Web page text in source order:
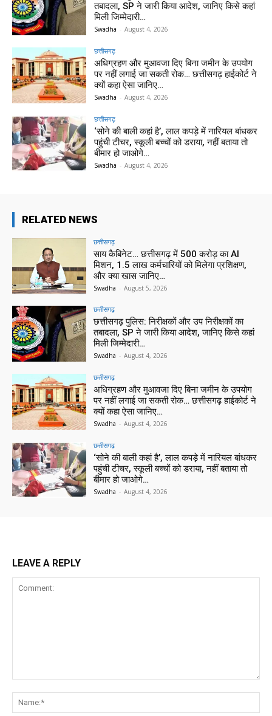
तबादला, SP ने जारी किया आदेश, जानिए किसे कहां
मिली जिम्मेदारी…
Swadha - August 4, 2026
छत्तीसगढ़
अधिग्रहण और मुआवजा दिए बिना जमीन के उपयोग
पर नहीं लगाई जा सकती रोक… छत्तीसगढ़ हाईकोर्ट ने
क्यों कहा ऐसा जानिए…
Swadha - August 4, 2026
छत्तीसगढ़
‘सोने की बाली कहां है’, लाल कपड़े में नारियल बांधकर
पहुंची टीचर, स्कूली बच्चों को डराया, नहीं बताया तो
बीमार हो जाओगे…
Swadha - August 4, 2026
RELATED NEWS
छत्तीसगढ़
साय कैबिनेट… छत्तीसगढ़ में 500 करोड़ का AI
मिशन, 1.5 लाख कर्मचारियों को मिलेगा प्रशिक्षण,
और क्या खास जानिए…
Swadha - August 5, 2026
छत्तीसगढ़
छत्तीसगढ़ पुलिस: निरीक्षकों और उप निरीक्षकों का
तबादला, SP ने जारी किया आदेश, जानिए किसे कहां
मिली जिम्मेदारी…
Swadha - August 4, 2026
छत्तीसगढ़
अधिग्रहण और मुआवजा दिए बिना जमीन के उपयोग
पर नहीं लगाई जा सकती रोक… छत्तीसगढ़ हाईकोर्ट ने
क्यों कहा ऐसा जानिए…
Swadha - August 4, 2026
छत्तीसगढ़
‘सोने की बाली कहां है’, लाल कपड़े में नारियल बांधकर
पहुंची टीचर, स्कूली बच्चों को डराया, नहीं बताया तो
बीमार हो जाओगे…
Swadha - August 4, 2026
LEAVE A REPLY